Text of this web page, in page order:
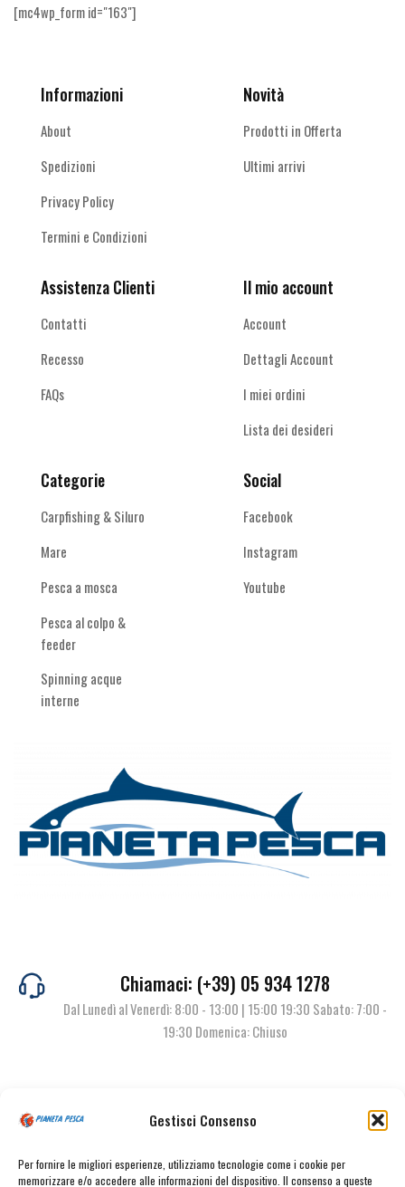
Gestisci Consenso
Per fornire le migliori esperienze, utilizziamo tecnologie come i cookie per
memorizzare e/o accedere alle informazioni del dispositivo. Il consenso a queste
[mc4wp_form id="163"]
Informazioni
About
Spedizioni
Privacy Policy
Termini e Condizioni
Novità
Prodotti in Offerta
Ultimi arrivi
Assistenza Clienti
Contatti
Recesso
FAQs
Il mio account
Account
Dettagli Account
I miei ordini
Lista dei desideri
Categorie
Carpfishing & Siluro
Mare
Pesca a mosca
Pesca al colpo &
feeder
Spinning acque
interne
Social
Facebook
Instagram
Youtube
Chiamaci: (+39) 05 934 1278
Dal Lunedì al Venerdì: 8:00 - 13:00 | 15:00 19:30 Sabato: 7:00 -
19:30 Domenica: Chiuso